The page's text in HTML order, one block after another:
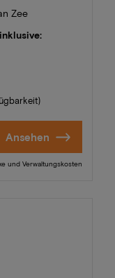
Zee
Ansehen
und Verwaltungskosten